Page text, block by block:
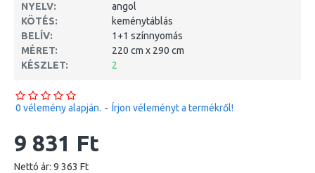
NYELV:
angol
KÖTÉS:
keménytáblás
BELÍV:
1+1 színnyomás
MÉRET:
220 cm x 290 cm
KÉSZLET:
2
0 vélemény alapján. - Írjon véleményt a termékről!
9 831 Ft
Nettó ár: 9 363 Ft